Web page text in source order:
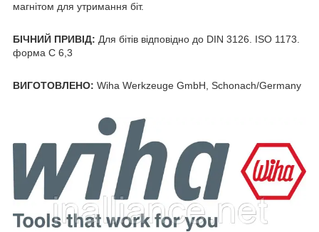
магнітом для утримання біт.
БІЧНИЙ ПРИВІД: Для бітів відповідно до DIN 3126. ISO 1173.
форма C 6,3
ВИГОТОВЛЕНО: Wiha Werkzeuge GmbH, Schonach/Germany